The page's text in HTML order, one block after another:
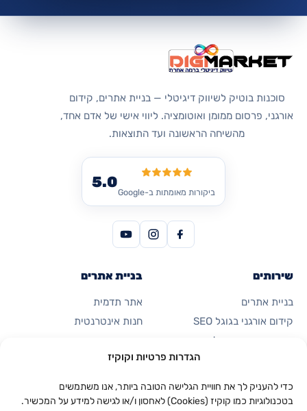
הגדרות פרטיות וקוקיז
כדי להעניק לך את חוויית הגלישה הטובה ביותר, אנו משתמשים
בטכנולוגיות כמו קוקיז (Cookies) לאחסון ו/או לגישה למידע על המכשיר.
סוכנות בוטיק לשיווק דיגיטלי — בניית אתרים, קידום
אורגני, פרסום ממומן ואוטומציה. ליווי אישי של אדם אחד,
מהשיחה הראשונה ועד התוצאות.
ביקורות מאומתות ב-Google
5.0
שירותים
בניית אתרים
קידום אורגני בגוגל SEO
פרסום ממומן בגוגל
קידום ברשתות חברתיות
בניית אתרים
אתר תדמית
חנות אינטרנטית
כרטיס ביקור דיגיטלי